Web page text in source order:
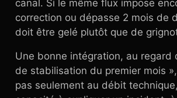
canal. Si le même flux impose
correction ou dépasse 2 mois de
doit être gelé plutôt que de
Une bonne intégration, au regard
de stabilisation du premier mois
pas seulement au débit